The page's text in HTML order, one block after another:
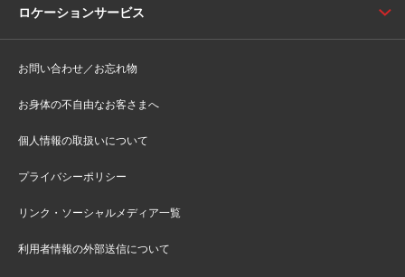
ロケーションサービス
お問い合わせ／お忘れ物
お身体の不自由なお客さまへ
個人情報の取扱いについて
プライバシーポリシー
リンク・ソーシャルメディア一覧
利用者情報の外部送信について